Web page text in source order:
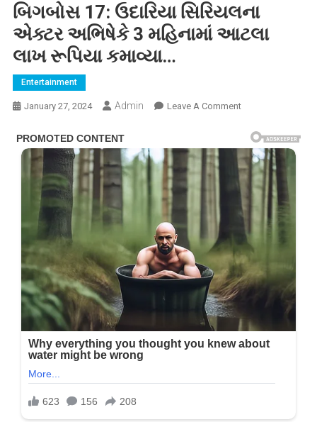
બિગબોસ 17: ઉદારિયા સિરિયલના
એક્ટર અભિષેકે 3 મહિનામાં આટલા
લાખ રૂપિયા કમાવ્યા…
Entertainment
January 27, 2024 Admin Leave A CommentOn
17:
ઉદારિયા
સિરિયલના
એક્ટર
3
મહિનામાં
આટલા
રૂપિયા